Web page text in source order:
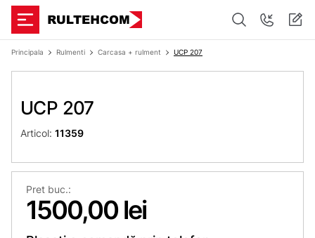
Principala Rulmenti Carcasa + rulment UCP 207
UCP 207
Articol: 11359
Pret buc.:
1500,00 lei